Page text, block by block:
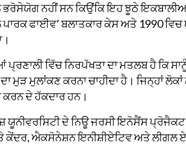
ਨਹੀਂ ਸਨ ਕਿਉਂਕਿ ਇਹ ਝੂਠੇ
ਫਾਈਵ’ ਬਲਾਤਕਾਰ ਕੇਸ ਅਤੇ 1990
ਪ੍ਰਣਾਲੀ ਵਿੱਚ ਨਿਰਪੱਖਤਾ ਦਾ ਮਤਲਬ ਹੈ ਕਿ
ਮੁਲਾਂਕਣ ਕਰਨਾ ਚਾਹੀਦਾ ਹੈ। ਜਿਨ੍ਹਾਂ
ਕਰਨ ਦੇ ਹੱਕਦਾਰ ਹਨ।
ਯੂਨੀਵਰਸਿਟੀ ਦੇ ਨਿਊ ਜਰਸੀ ਇਨੋਸੈਂਸ
ਐਕਸੋਨੇਸ਼ਨ ਇਨੀਸ਼ੀਏਟਿਵ ਅਤੇ ਲੀਗਲ